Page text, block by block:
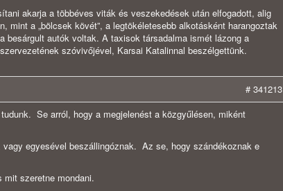
akarja a többéves viták és veszekedések után elfogadott, alig
a „bölcsek kövét”, a legtökéletesebb alkotásként harangoztak
autók voltak. A taxisok társadalma ismét lázong a
szóvivőjével, Karsai Katalinnal beszélgettünk.
# 341213
Se arról, hogy a megjelenést a közgyűlésen, miként
egyesével beszállingóznak. Az se, hogy szándékoznak e
szeretne mondani.